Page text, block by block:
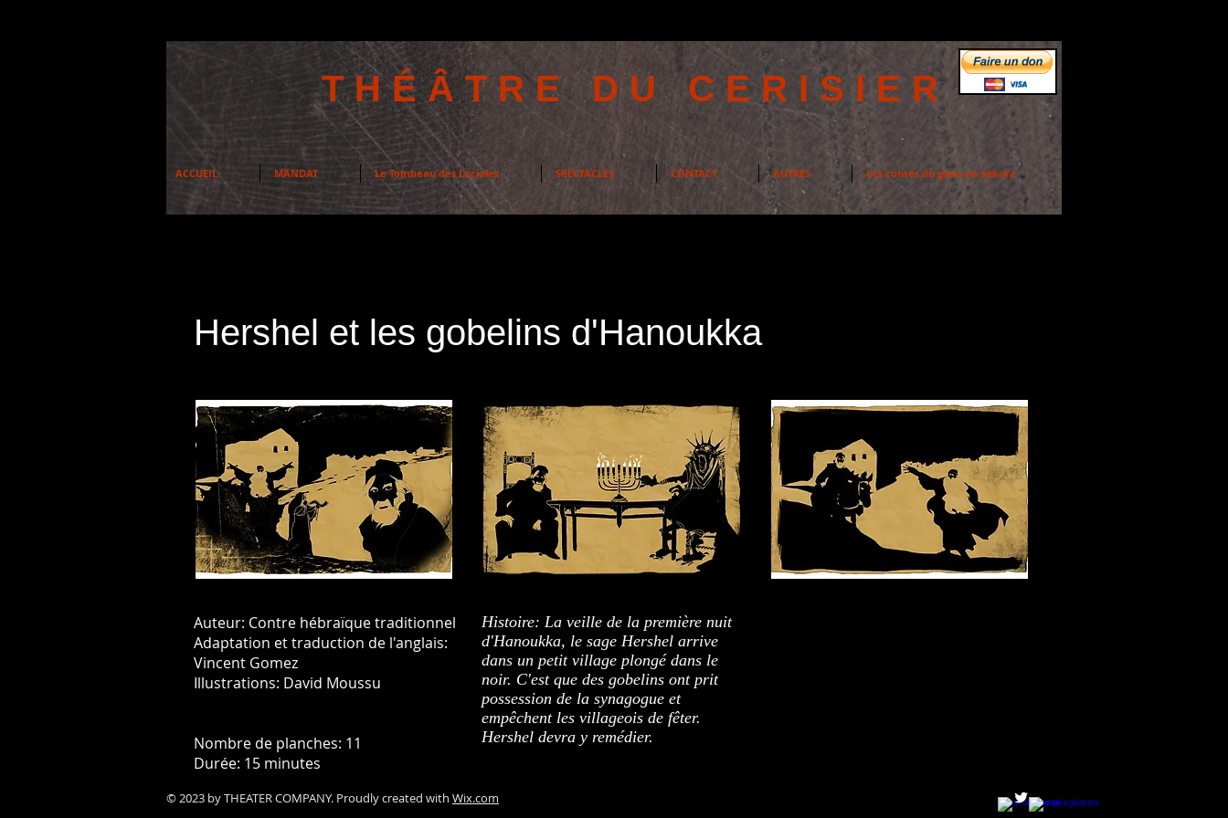
THÉÂTRE DU CERISIER
ACCUEIL MANDAT Le Tombeau des Lucioles SPECTACLES CONTACT AUTRES Les contes du gaito no sakura
Hershel et les gobelins d'Hanoukka
Auteur: Contre hébraïque traditionnel
Adaptation et traduction de l'anglais:
Vincent Gomez
Illustrations: David Moussu
Nombre de planches: 11
Durée: 15 minutes
Histoire: La veille de la première nuit
d'Hanoukka, le sage Hershel arrive
dans un petit village plongé dans le
noir. C'est que des gobelins ont prit
possession de la synagogue et
empêchent les villageois de fêter.
Hershel devra y remédier.
© 2023 by THEATER COMPANY. Proudly created with Wix.com